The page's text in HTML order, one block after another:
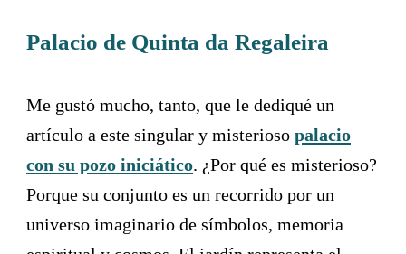
Palacio de Quinta da Regaleira
Me gustó mucho, tanto, que le dediqué un
artículo a este singular y misterioso palacio
con su pozo iniciático. ¿Por qué es misterioso?
Porque su conjunto es un recorrido por un
universo imaginario de símbolos, memoria